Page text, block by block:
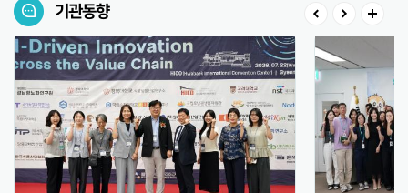
기관동향